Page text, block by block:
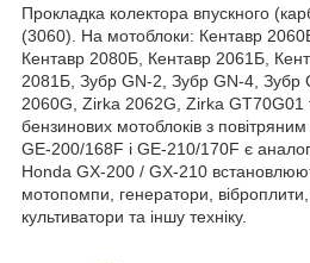
Прокладка колектора впускного
(3060). На мотоблоки: Кентавр
Кентавр 2080Б, Кентавр 2061Б,
2081Б, Зубр GN-2, Зубр GN-4, Зубр
2060G, Zirka 2062G, Zirka GT70G01
бензинових мотоблоків з
GE-200/168F і GE-210/170F є
Honda GX-200 / GX-210
мотопомпи, генератори,
культиватори та іншу техніку.